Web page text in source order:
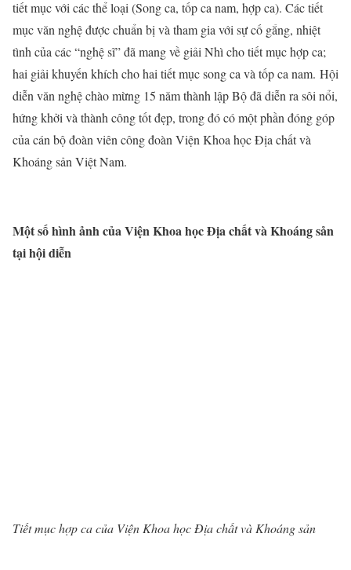
tiết mục với các thể loại (Song ca, tốp ca nam, hợp ca). Các tiết
mục văn nghệ được chuẩn bị và tham gia với sự cố gắng, nhiệt
tình của các “nghệ sĩ” đã mang về giải Nhì cho tiết mục hợp ca;
hai giải khuyến khích cho hai tiết mục song ca và tốp ca nam. Hội
diễn văn nghệ chào mừng 15 năm thành lập Bộ đã diễn ra sôi nổi,
hứng khởi và thành công tốt đẹp, trong đó có một phần đóng góp
của cán bộ đoàn viên công đoàn Viện Khoa học Địa chất và
Khoáng sản Việt Nam.
Một số hình ảnh của Viện Khoa học Địa chất và Khoáng sản
tại hội diễn
Tiết mục hợp ca của Viện Khoa học Địa chất và Khoáng sản